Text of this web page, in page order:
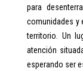
para
comunidades y
territorio. Un
atención
esperando ser